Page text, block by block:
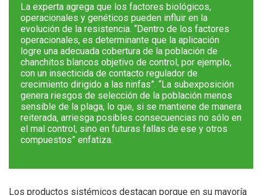
La experta agrega que los factores biológicos,
operacionales y genéticos pueden influir en la
evolución de la resistencia. “Dentro de los factores
operacionales, es determinante que la aplicación
logre una adecuada cobertura de la población de
chanchitos blancos objetivo de control, por ejemplo,
con un insecticida de contacto regulador de
crecimiento dirigido a las ninfas”. “La subexposición
genera riesgos de selección de la población menos
sensible de la plaga, lo que, si se mantiene de manera
reiterada, arriesga posibles consecuencias no sólo en
el mal control, sino en futuras fallas de ese y otros
compuestos” enfatiza.
Los productos sistémicos destacan porque en su mayoría